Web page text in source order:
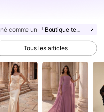
comme un 「Boutique tendance」
Tous les articles